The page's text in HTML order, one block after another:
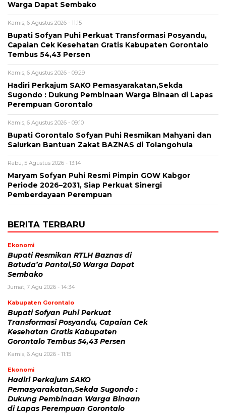
Warga Dapat Sembako
Kamis, 6 Agustus 2026 - 11:15
Bupati Sofyan Puhi Perkuat Transformasi Posyandu,
Capaian Cek Kesehatan Gratis Kabupaten Gorontalo
Tembus 54,43 Persen
Kamis, 6 Agustus 2026 - 09:29
Hadiri Perkajum SAKO Pemasyarakatan,Sekda
Sugondo : Dukung Pembinaan Warga Binaan di Lapas
Perempuan Gorontalo
Kamis, 6 Agustus 2026 - 09:10
Bupati Gorontalo Sofyan Puhi Resmikan Mahyani dan
Salurkan Bantuan Zakat BAZNAS di Tolangohula
Rabu, 5 Agustus 2026 - 13:14
Maryam Sofyan Puhi Resmi Pimpin GOW Kabgor
Periode 2026–2031, Siap Perkuat Sinergi
Pemberdayaan Perempuan
BERITA TERBARU
Ekonomi
Bupati Resmikan RTLH Baznas di
Batuda’a Pantai,50 Warga Dapat
Sembako
Jumat, 7 Agu 2026 - 14:34
Kabupaten Gorontalo
Bupati Sofyan Puhi Perkuat
Transformasi Posyandu, Capaian Cek
Kesehatan Gratis Kabupaten
Gorontalo Tembus 54,43 Persen
Kamis, 6 Agu 2026 - 11:15
Ekonomi
Hadiri Perkajum SAKO
Pemasyarakatan,Sekda Sugondo :
Dukung Pembinaan Warga Binaan
di Lapas Perempuan Gorontalo